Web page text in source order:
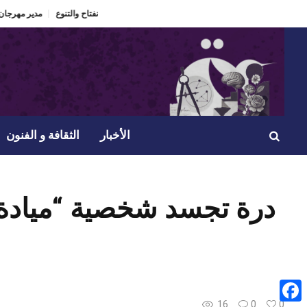
الثقافة و الفنون الأخبار
درة تجسد شخصية